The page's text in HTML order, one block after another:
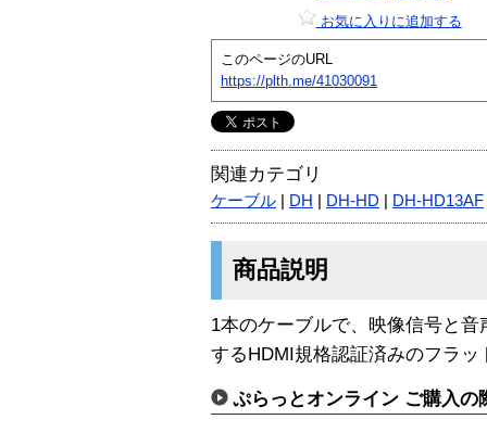
お気に入りに追加する
このページのURL
https://plth.me/41030091
関連カテゴリ
ケーブル DH DH-HD DH-HD13AF
商品説明
1本のケーブルで、映像信号と
するHDMI規格認証済みのフラッ
ぷらっとオンライン ご購入の